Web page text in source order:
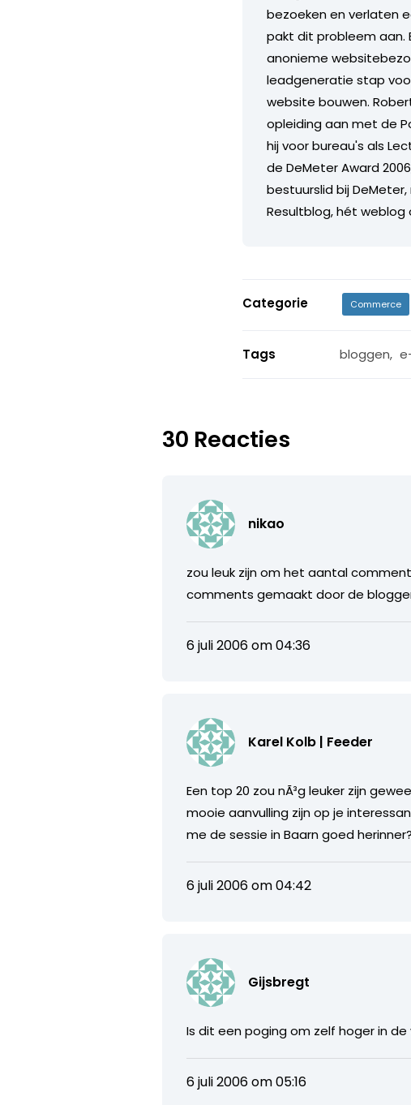
bezoeken en verlaten
pakt dit probleem aan.
anonieme
leadgeneratie stap
website bouwen.
opleiding aan met de
hij voor bureau's als
de DeMeter Award
bestuurslid bij
Resultblog, hét
Categorie Commerce
Tags bloggen,
30 Reacties
nikao
zou leuk zijn om het aantal
comments gemaakt door de
6 juli 2006 om 04:36
Karel Kolb | Feeder
Een top 20 zou nÃ³g leuker zijn
mooie aanvulling zijn op je
me de sessie in Baarn goed herinner?
6 juli 2006 om 04:42
Gijsbregt
Is dit een poging om zelf hoger in
6 juli 2006 om 05:16